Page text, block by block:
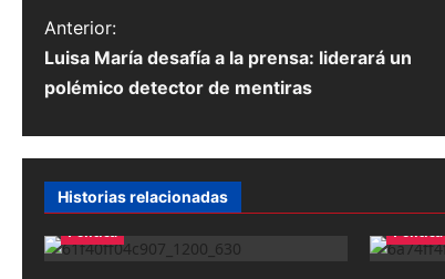
N
a
e
g
a
Anterior:
Luisa María desafía a la prensa: liderará un
polémico detector de mentiras
Historias relacionadas
Política
Política